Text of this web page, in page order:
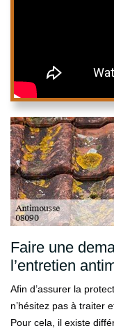
Faire une
l’entretien
Afin d’assurer la
n’hésitez pas à traiter
Pour cela, il existe